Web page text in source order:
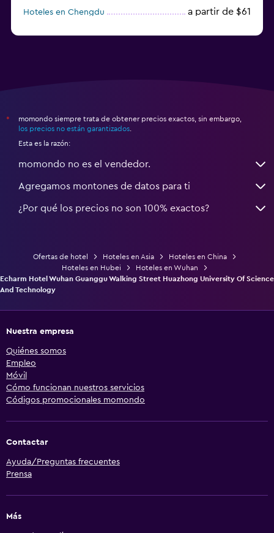
Hoteles en Chengdu a partir de $61
*
momondo siempre trata de obtener precios exactos, sin embargo,
los precios no están garantizados
Esta es la razón:
momondo no es el vendedor.
Agregamos montones de datos para ti
¿Por qué los precios no son 100% exactos?
Ofertas de hotel Hoteles en Asia
Hoteles en China
Hoteles en Hubei
Hoteles en Wuhan
Echarm Hotel Wuhan Guanggu Walking Street Huazhong University Of Science
And Technology
Nuestra empresa
Quiénes somos
Empleo
Móvil
Cómo funcionan nuestros servicios
Códigos promocionales momondo
Contactar
Ayuda/Preguntas frecuentes
Prensa
Más